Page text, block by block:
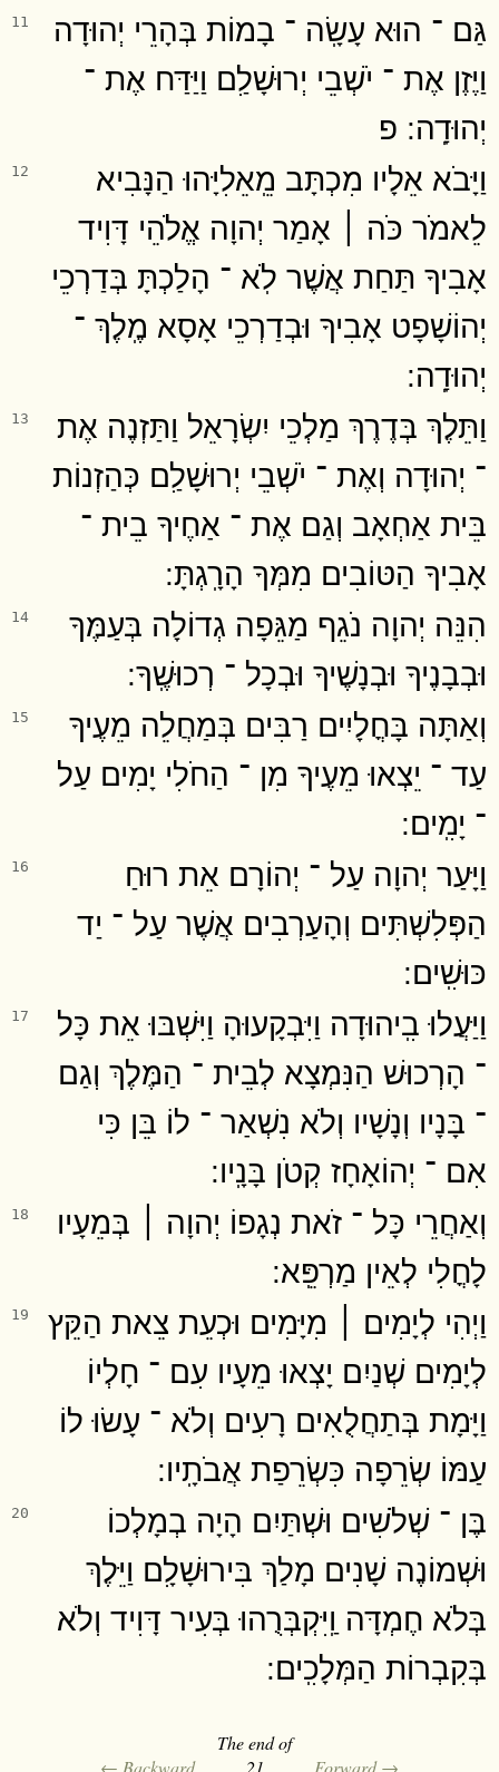
11
גַּם ־ הוּא עָשָֽׂה ־ בָמוֹת בְּהָרֵי יְהוּדָה
וַיֶּזֶן אֶת ־ יֹשְׁבֵי יְרוּשָׁלִַם וַיַּדַּח אֶת ־
יְהוּדָֽה ׃ פ
12
וַיָּבֹא אֵלָיו מִכְתָּב מֵֽאֵלִיָּהוּ הַנָּבִיא
לֵאמֹר כֹּה ׀ אָמַר יְהוָה אֱלֹהֵי דָּוִיד
אָבִיךָ תַּחַת אֲשֶׁר לֹֽא ־ הָלַכְתָּ בְּדַרְכֵי
יְהוֹשָׁפָט אָבִיךָ וּבְדַרְכֵי אָסָא מֶֽלֶךְ ־
יְהוּדָֽה ׃
13
וַתֵּלֶךְ בְּדֶרֶךְ מַלְכֵי יִשְׂרָאֵל וַתַּזְנֶה אֶת
־ יְהוּדָה וְאֶת ־ יֹשְׁבֵי יְרוּשָׁלִַם כְּהַזְנוֹת
בֵּית אַחְאָב וְגַם אֶת ־ אַחֶיךָ בֵית ־
אָבִיךָ הַטּוֹבִים מִמְּךָ הָרָֽגְתָּ ׃
14
הִנֵּה יְהוָה נֹגֵף מַגֵּפָה גְדוֹלָה בְּעַמֶּךָ
וּבְבָנֶיךָ וּבְנָשֶׁיךָ וּבְכָל ־ רְכוּשֶֽׁךָ ׃
15
וְאַתָּה בָּחֳלָיִים רַבִּים בְּמַחֲלֵה מֵעֶיךָ
עַד ־ יֵצְאוּ מֵעֶיךָ מִן ־ הַחֹלִי יָמִים עַל
־ יָמִֽים ׃
16
וַיָּעַר יְהוָה עַל ־ יְהוֹרָם אֵת רוּחַ
הַפְּלִשְׁתִּים וְהָעַרְבִים אֲשֶׁר עַל ־ יַד
כּוּשִֽׁים ׃
17
וַיַּעֲלוּ בִֽיהוּדָה וַיִּבְקָעוּהָ וַיִּשְׁבּוּ אֵת כָּל
־ הָרְכוּשׁ הַנִּמְצָא לְבֵית ־ הַמֶּלֶךְ וְגַם
־ בָּנָיו וְנָשָׁיו וְלֹא נִשְׁאַר ־ לוֹ בֵּן כִּי
אִם ־ יְהוֹאָחָז קְטֹן בָּנָֽיו ׃
18
וְאַחֲרֵי כָּל ־ זֹאת נְגָפוֹ יְהוָה ׀ בְּמֵעָיו
לָחֳלִי לְאֵין מַרְפֵּֽא ׃
19
וַיְהִי לְיָמִים ׀ מִיָּמִים וּכְעֵת צֵאת הַקֵּץ
לְיָמִים שְׁנַיִם יָצְאוּ מֵעָיו עִם ־ חָלְיוֹ
וַיָּמָת בְּתַחֲלֻאִים רָעִים וְלֹא ־ עָשׂוּ לוֹ
עַמּוֹ שְׂרֵפָה כִּשְׂרֵפַת אֲבֹתָֽיו ׃
20
בֶּן ־ שְׁלֹשִׁים וּשְׁתַּיִם הָיָה בְמָלְכוֹ
וּשְׁמוֹנֶה שָׁנִים מָלַךְ בִּירוּשָׁלִָם וַיֵּלֶךְ
בְּלֹא חֶמְדָּה וַֽיִּקְבְּרֻהוּ בְּעִיר דָּוִיד וְלֹא
בְּקִבְרוֹת הַמְּלָכִֽים ׃
← Backward
The end of
21
Forward →